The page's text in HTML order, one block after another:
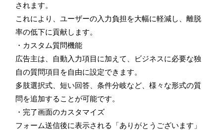
されます。
これにより、ユーザーの入力負担を大幅に軽減し、離脱
率の低下に貢献します。
・カスタム質問機能
広告主は、自動入力項目に加えて、ビジネスに必要な独
自の質問項目を自由に設定できます。
多肢選択式、短い回答、条件分岐など、様々な形式の質
問を追加することが可能です。
・完了画面のカスタマイズ
フォーム送信後に表示される「ありがとうございます」